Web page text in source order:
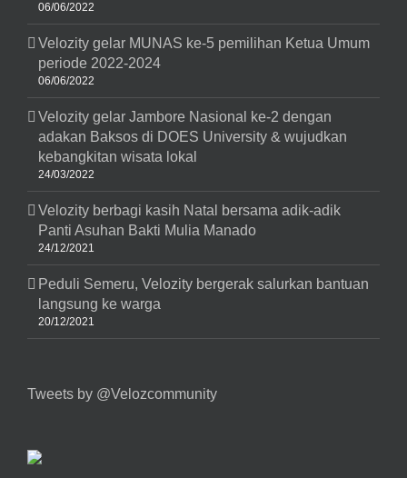
06/06/2022
Velozity gelar MUNAS ke-5 pemilihan Ketua Umum
periode 2022-2024
06/06/2022
Velozity gelar Jambore Nasional ke-2 dengan
adakan Baksos di DOES University & wujudkan
kebangkitan wisata lokal
24/03/2022
Velozity berbagi kasih Natal bersama adik-adik
Panti Asuhan Bakti Mulia Manado
24/12/2021
Peduli Semeru, Velozity bergerak salurkan bantuan
langsung ke warga
20/12/2021
Tweets by @Velozcommunity